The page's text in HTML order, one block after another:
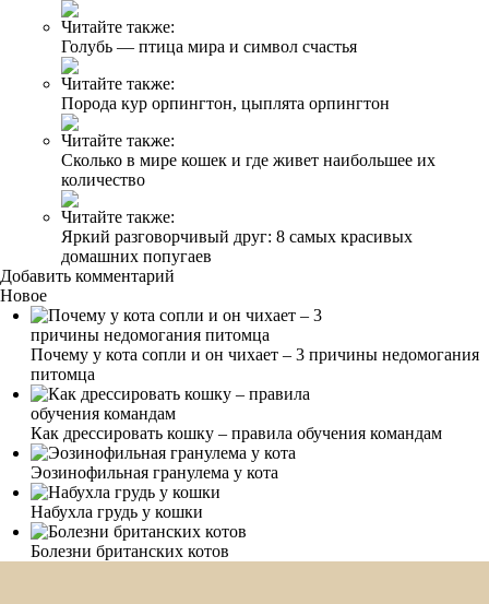
Читайте также:
Голубь — птица мира и символ счастья
Читайте также:
Порода кур орпингтон, цыплята орпингтон
Читайте также:
Сколько в мире кошек и где живет наибольшее их
количество
Читайте также:
Яркий разговорчивый друг: 8 самых красивых
домашних попугаев
Добавить комментарий
Новое
Почему у кота сопли и он чихает – 3 причины недомогания
питомца
Как дрессировать кошку – правила обучения командам
Эозинофильная гранулема у кота
Набухла грудь у кошки
Болезни британских котов